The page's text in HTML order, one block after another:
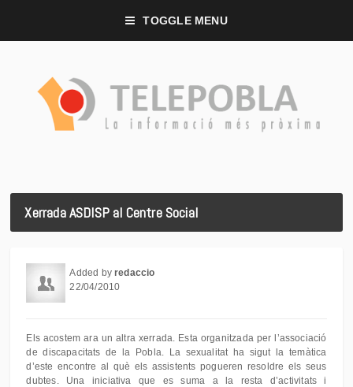
TOGGLE MENU
Xerrada ASDISP al Centre Social
Added byredaccio
22/04/2010
Els acostem ara un altra xerrada. Esta organitzada per l’associació
de discapacitats de la Pobla. La sexualitat ha sigut la temàtica
d’este encontre al què els assistents pogueren resoldre els seus
dubtes. Una iniciativa que es suma a la resta d’activitats i